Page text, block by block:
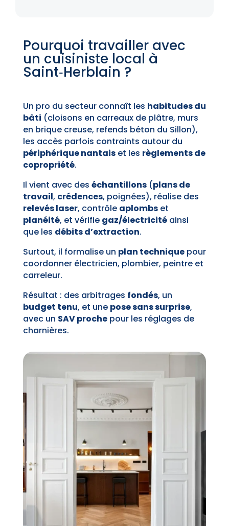
Pourquoi travailler avec
un cuisiniste local à
Saint‑Herblain ?
Un pro du secteur connaît les habitudes du
bâti (cloisons en carreaux de plâtre, murs
en brique creuse, refends béton du Sillon),
les accès parfois contraints autour du
périphérique nantaiset les règlements de
copropriété.
Il vient avec des échantillons(plans de
travail, crédences, poignées), réalise des
relevés laser, contrôle aplombset
planéité, et vérifie gaz/électricitéainsi
que les débits d’extraction.
Surtout, il formalise un plan techniquepour
coordonner électricien, plombier, peintre et
carreleur.
Résultat : des arbitrages fondés, un
budget tenu, et une pose sans surprise,
avec un SAV prochepour les réglages de
charnières.